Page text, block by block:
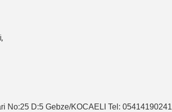
No:25 D:5 Gebze/KOCAELI Tel: 05414190241